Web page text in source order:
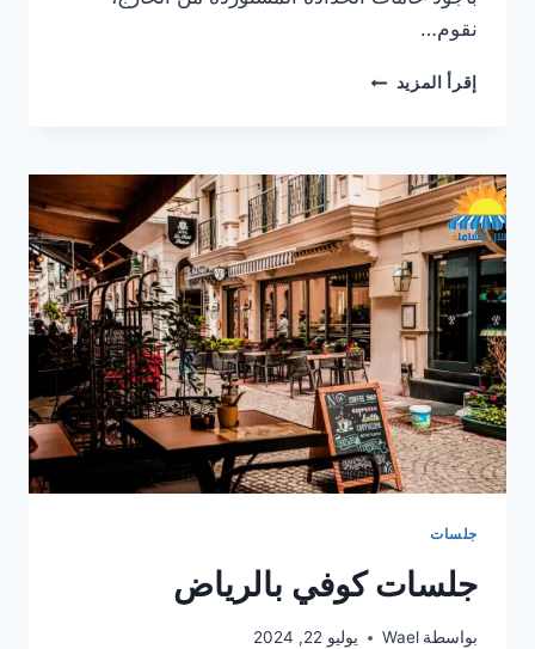
نقوم…
إقرأ المزيد جلسات
جلسات
جلسات كوفي بالرياض
بواسطة Wael يوليو 22, 2024